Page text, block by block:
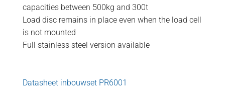
capacities between 500kg and 300t
Load disc remains in place even when the load cell
is not mounted
Full stainless steel version available
Datasheet inbouwset PR6001